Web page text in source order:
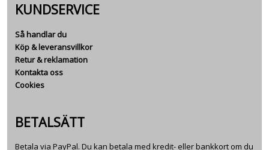
KUNDSERVICE
Så handlar du
Köp & leveransvillkor
Retur & reklamation
Kontakta oss
Cookies
BETALSÄTT
Betala via PayPal. Du kan betala med kredit- eller bankkort om du